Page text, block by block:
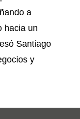
a
hacia un
Santiago
y